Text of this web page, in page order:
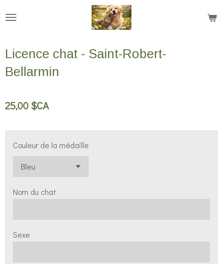
principal
Licence chat - Saint-Robert-
Bellarmin
25,00 $CA
Couleur de la médaille
Nom du chat
Sexe